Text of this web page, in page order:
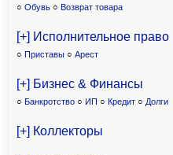
○ Обувь ○ Возврат товара
[+] Исполнительное право
○ Приставы ○ Арест
[+] Бизнес & Финансы
○ Банкротство ○ ИП ○ Кредит ○ Долги
[+] Коллекторы